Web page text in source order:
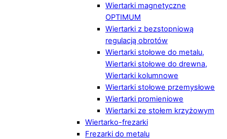
Wiertarki magnetyczne
OPTIMUM
Wiertarki z bezstopniową
regulacją obrotów
Wiertarki stołowe do metalu,
Wiertarki stołowe do drewna,
Wiertarki kolumnowe
Wiertarki stołowe przemysłowe
Wiertarki promieniowe
Wiertarki ze stołem krzyżowym
Wiertarko-frezarki
Frezarki do metalu